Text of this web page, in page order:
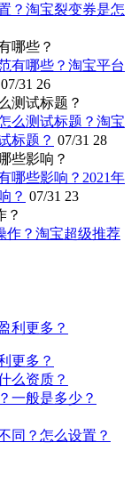
淘宝裂变券是怎
哪些？
淘宝平台
07/31 26
测试标题？
淘宝
标题？ 07/31 28
些影响？
2021年
？ 07/31 23
？
淘宝超级推荐
更多？
么资质？
一般是多少？
同？怎么设置？